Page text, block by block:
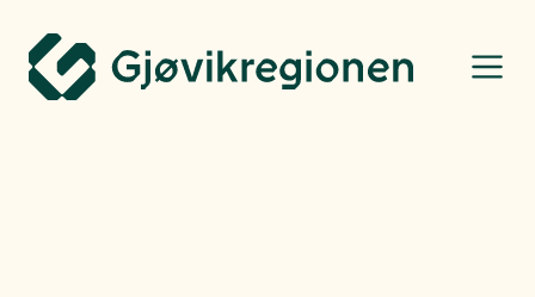
Gjøvikregionen Utvikling